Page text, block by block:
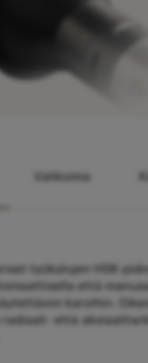
Valikoima
työkalujen HSK-
että
karoihin.
radiaali- että